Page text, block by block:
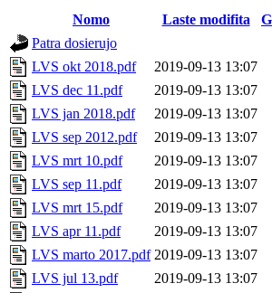
Nomo Laste modifita
Patra dosierujo
LVS okt 2018.pdf
2019-09-13 13:07
LVS dec 11.pdf
2019-09-13 13:07
LVS jan 2018.pdf
2019-09-13 13:07
LVS sep 2012.pdf
2019-09-13 13:07
LVS mrt 10.pdf
2019-09-13 13:07
LVS sep 11.pdf
2019-09-13 13:07
LVS mrt 15.pdf
2019-09-13 13:07
LVS apr 11.pdf
2019-09-13 13:07
LVS marto 2017.pdf 2019-09-13 13:07
LVS jul 13.pdf
2019-09-13 13:07